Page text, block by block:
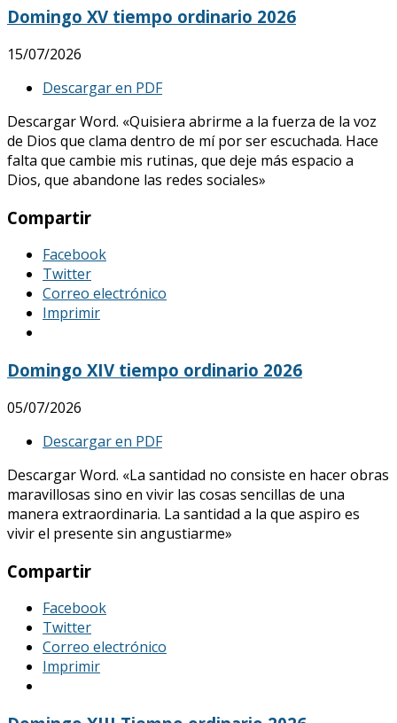
Domingo XV tiempo ordinario 2026
15/07/2026
Descargar en PDF
Descargar Word. «Quisiera abrirme a la fuerza de la voz
de Dios que clama dentro de mí por ser escuchada. Hace
falta que cambie mis rutinas, que deje más espacio a
Dios, que abandone las redes sociales»
Compartir
Facebook
Twitter
Correo electrónico
Imprimir
Domingo XIV tiempo ordinario 2026
05/07/2026
Descargar en PDF
Descargar Word. «La santidad no consiste en hacer obras
maravillosas sino en vivir las cosas sencillas de una
manera extraordinaria. La santidad a la que aspiro es
vivir el presente sin angustiarme»
Compartir
Facebook
Twitter
Correo electrónico
Imprimir